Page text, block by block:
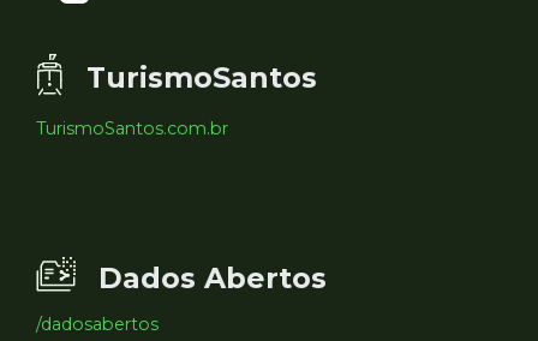
TurismoSantos
TurismoSantos.com.br
Dados Abertos
/dadosabertos